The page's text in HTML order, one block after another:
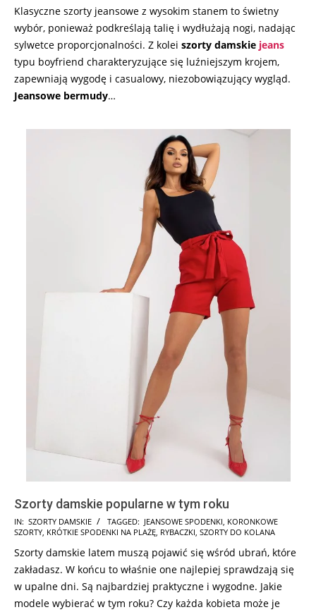
Klasyczne szorty jeansowe z wysokim stanem to świetny
wybór, ponieważ podkreślają talię i wydłużają nogi, nadając
sylwetce proporcjonalności. Z kolei szorty damskie jeans
typu boyfriend charakteryzujące się luźniejszym krojem,
zapewniają wygodę i casualowy, niezobowiązujący wygląd.
Jeansowe bermudy…
Szorty damskie popularne w tym roku
2026-
07-
31
IN: SZORTY DAMSKIE TAGGED: JEANSOWE SPODENKI KORONKOWE
SZORTY KRÓTKIE SPODENKI NA PLAŻĘ RYBACZKI SZORTY DO KOLANA
Szorty damskie latem muszą pojawić się wśród ubrań, które
zakładasz. W końcu to właśnie one najlepiej sprawdzają się
w upalne dni. Są najbardziej praktyczne i wygodne. Jakie
modele wybierać w tym roku? Czy każda kobieta może je